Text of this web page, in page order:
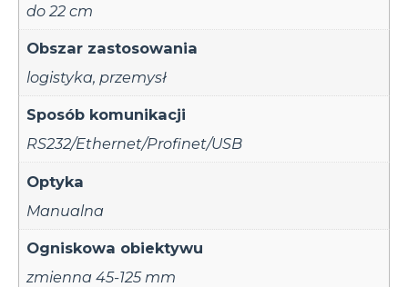
do 22 cm
Obszar zastosowania
logistyka,przemysł
Sposób komunikacji
RS232/Ethernet/Profinet/USB
Optyka
Manualna
Ogniskowa obiektywu
zmienna 45-125 mm